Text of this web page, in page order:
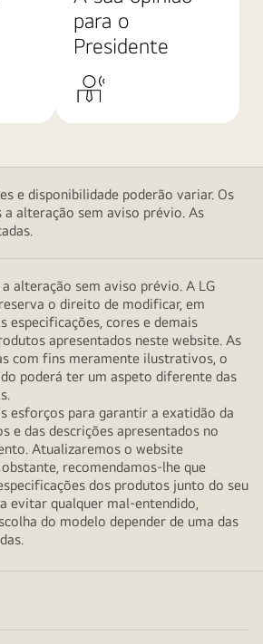
para o
Presidente
e disponibilidade poderão variar. Os
alteração sem aviso prévio. As
alteração sem aviso prévio. A LG
o direito de modificar, em
especificações, cores e demais
apresentados neste website. As
com fins meramente ilustrativos, o
poderá ter um aspeto diferente das
esforços para garantir a exatidão da
e das descrições apresentados no
Atualizaremos o website
recomendamos-lhe que
dos produtos junto do seu
evitar qualquer mal-entendido,
do modelo depender de uma das